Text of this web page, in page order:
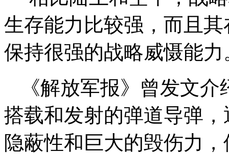
生存能力比较强，而且
保持很强的战略威慑能
《解放军报》曾发文
搭载和发射的弹道导弹
隐蔽性和巨大的毁伤力